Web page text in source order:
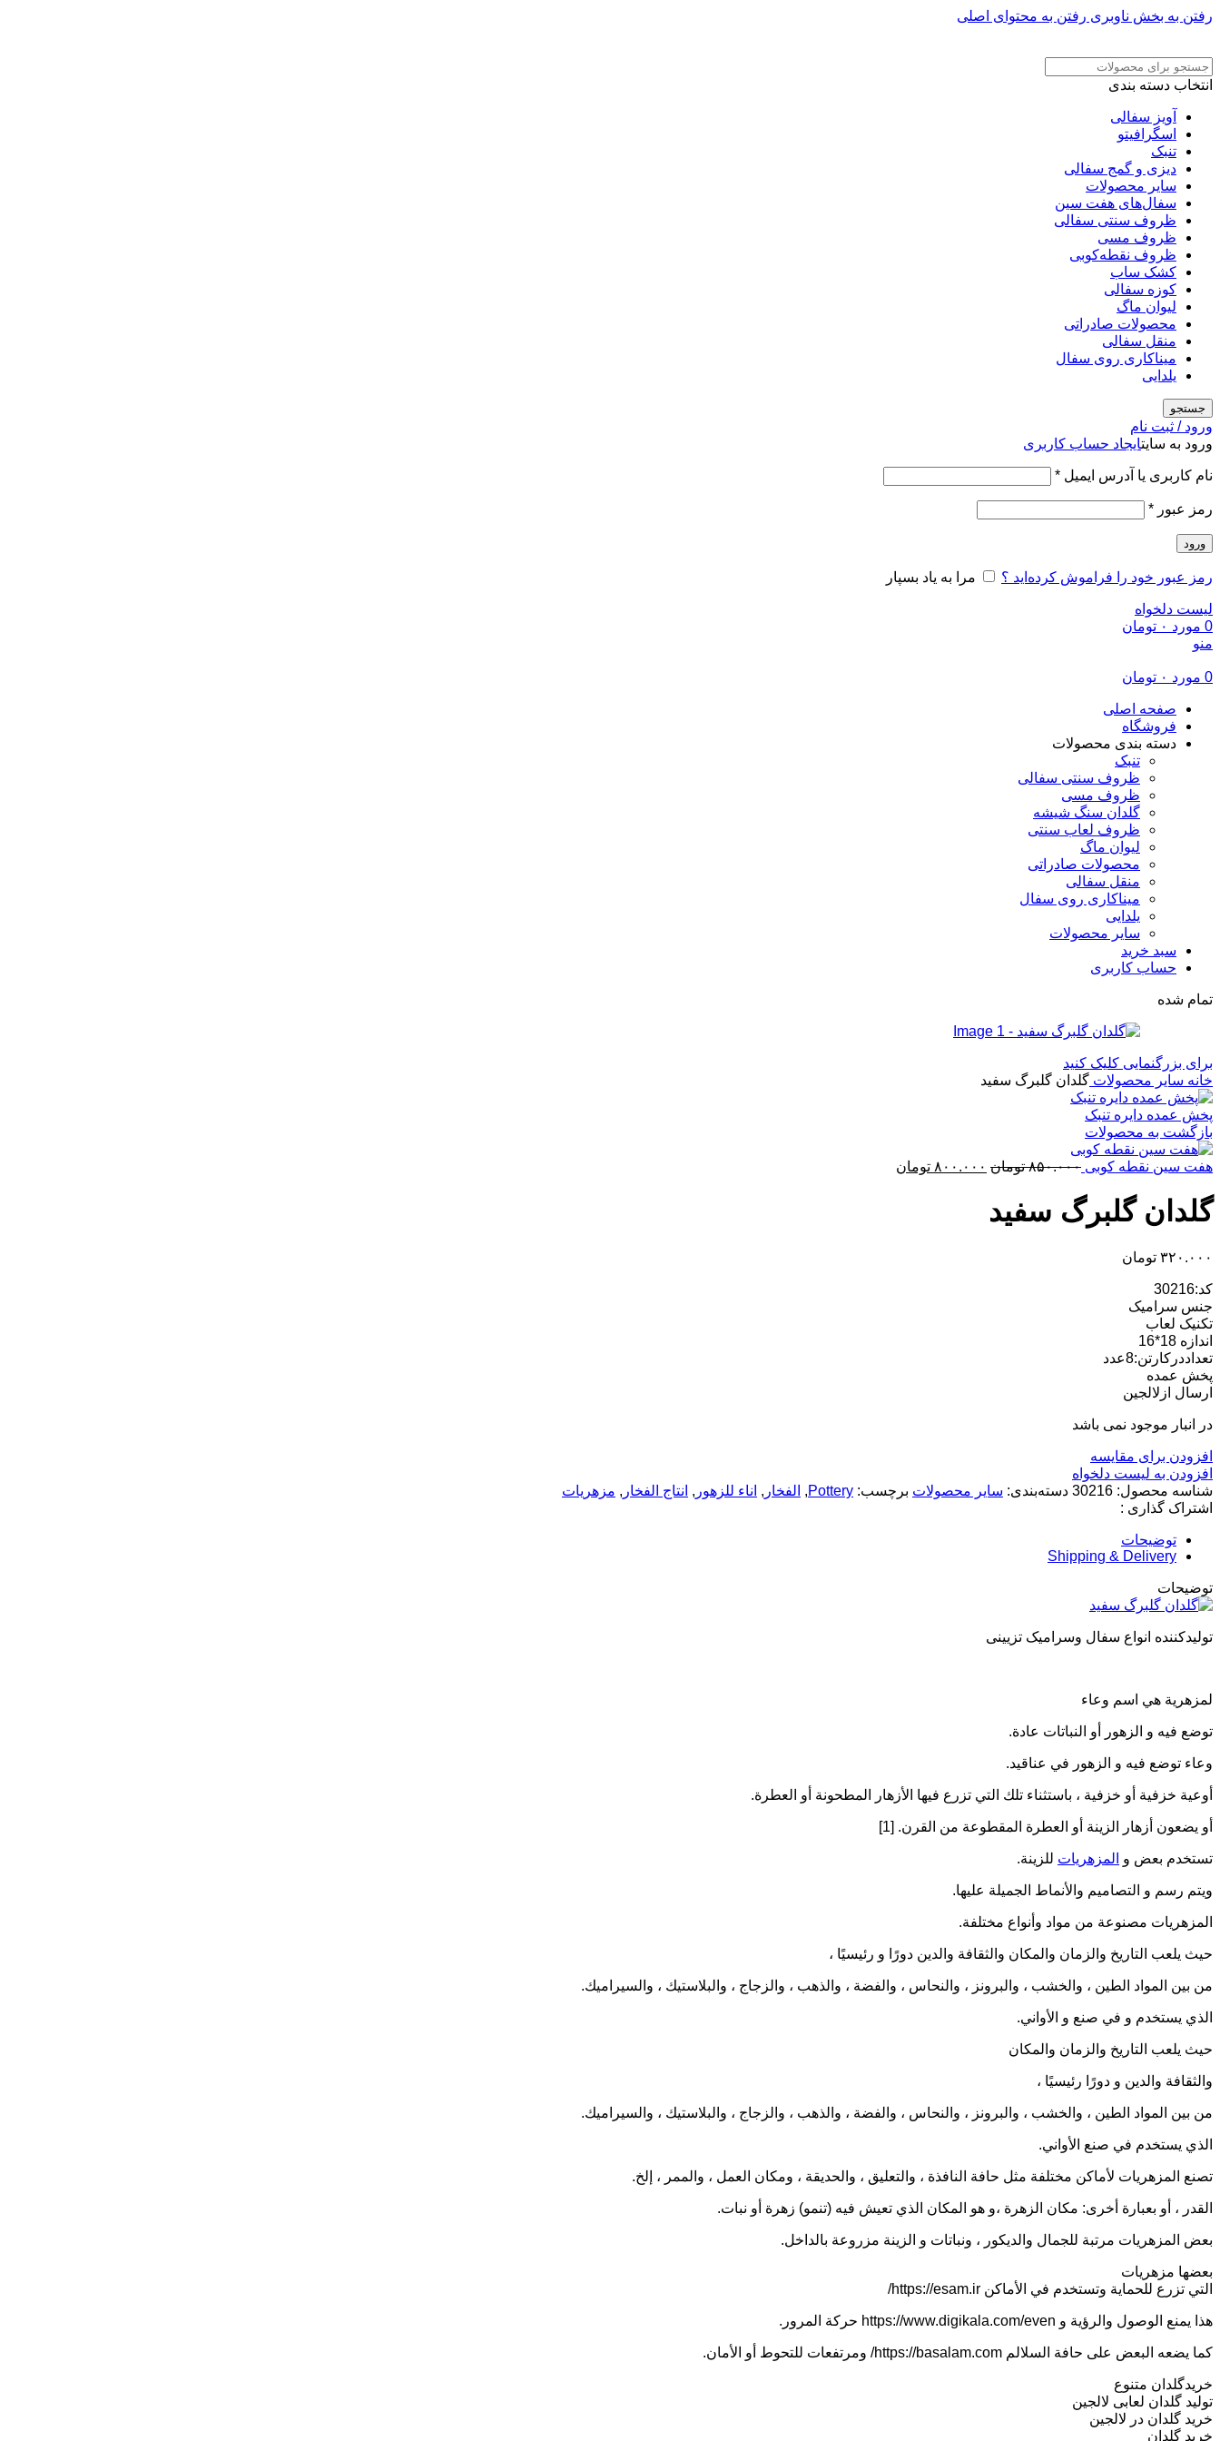
رفتن به بخش ناوبری رفتن به محتوای اصلی
انتخاب دسته بندی
آویز سفالی
اسگرافیتو
تنبک
دیزی و گمج سفالی
سایر محصولات
سفال‌های هفت‌ سین
ظروف سنتی سفالی
ظروف مسی
ظروف نقطه‌کوبی
کشک ساب
کوزه سفالی
لیوان ماگ
محصولات صادراتی
منقل سفالی
میناکاری روی سفال
یلدایی
جستجو
ورود / ثبت نام
ورود به سایتایجاد حساب کاربری
نام کاربری یا آدرس ایمیل *الزامی
رمز عبور *الزامی
ورود
رمز عبور خود را فراموش کرده‌اید ؟ مرا به یاد بسپار
لیست دلخواه
0 مورد ۰ تومان
منو
0 مورد ۰ تومان
صفحه اصلی
فروشگاه
دسته بندی محصولات
تنبک
ظروف سنتی سفالی
ظروف مسی
گلدان سنگ شیشه
ظروف لعاب سنتی
لیوان ماگ
محصولات صادراتی
منقل سفالی
میناکاری روی سفال
یلدایی
سایر محصولات
سبد خرید
حساب کاربری
تمام شده
برای بزرگنمایی کلیک کنید
خانه سایر محصولات گلدان گلبرگ سفید
پخش عمده دایره تنبک
بازگشت به محصولات
هفت سین نقطه کوبی ۸۵۰.۰۰۰ تومان قیمت
۸۰۰.۰۰۰ تومان
گلدان گلبرگ سفید
۳۲۰.۰۰۰ تومان
کد:30216
جنس سرامیک
تکنیک لعاب
اندازه 18*16
تعداددرکارتن:8عدد
پخش عمده
ارسال ازلالجین
در انبار موجود نمی باشد
افزودن برای مقایسه
افزودن به لیست دلخواه
شناسه محصول: 30216 دسته‌بندی: سایر محصولات برچسب: Pottery
, الفخار , اناء للزهور , انتاج الفخار , مزهریات
اشتراک گذاری :
توضیحات
Shipping & Delivery
توضیحات
تولیدکننده انواع سفال وسرامیک تزیینی
لمزهرية هي اسم وعاء
توضع فيه و الزهور أو النباتات عادة.
وعاء توضع فيه و الزهور في عناقيد.
أوعية خزفية أو خزفية ، باستثناء تلك التي تزرع فيها الأزهار المطحونة أو العطرة.
أو يضعون أزهار الزينة أو العطرة المقطوعة من القرن. [1]
تستخدم بعض و المزهريات للزينة.
ويتم رسم و التصاميم والأنماط الجميلة عليها.
المزهريات مصنوعة من مواد وأنواع مختلفة.
حيث يلعب التاريخ والزمان والمكان والثقافة والدين دورًا و رئيسيًا ،
من بين المواد الطين ، والخشب ، والبرونز ، والنحاس ، والفضة ، والذهب ، والزجاج ، والبلاستيك ، والسيراميك.
الذي يستخدم و في صنع و الأواني.
حيث يلعب التاريخ والزمان والمكان
والثقافة والدين و دورًا رئيسيًا ،
من بين المواد الطين ، والخشب ، والبرونز ، والنحاس ، والفضة ، والذهب ، والزجاج ، والبلاستيك ، والسيراميك.
الذي يستخدم في صنع الأواني.
تصنع المزهريات لأماكن مختلفة مثل حافة النافذة ، والتعليق ، والحديقة ، ومكان العمل ، والممر ، إلخ.
القدر ، أو بعبارة أخرى: مكان الزهرة ،و هو المكان الذي تعيش فيه (تنمو) زهرة أو نبات.
بعض المزهريات مرتبة للجمال والديكور ، ونباتات و الزينة مزروعة بالداخل.
بعضها مزهريات
التي تزرع للحماية وتستخدم في الأماكن https://esam.ir/
هذا يمنع الوصول والرؤية و https://www.digikala.com/even حركة المرور.
كما يضعه البعض على حافة السلالم https://basalam.com/ ومرتفعات للتحوط أو الأمان.
خریدگلدان متنوع
تولید گلدان لعابی لالجین
خرید گلدان در لالجین
خرید گلدان